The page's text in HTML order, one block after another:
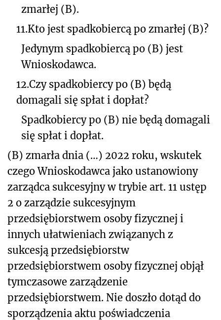
zmarłej (B).
11.Kto jest spadkobiercą po zmarłej (B)?
Jedynym spadkobiercą po (B) jest
Wnioskodawca.
12.Czy spadkobiercy po (B) będą
domagali się spłat i dopłat?
Spadkobiercy po (B) nie będą domagali
się spłat i dopłat.
(B) zmarła dnia (…) 2022 roku, wskutek
czego Wnioskodawca jako ustanowiony
zarządca sukcesyjny w trybie art. 11 ustęp
2 o zarządzie sukcesyjnym
przedsiębiorstwem osoby fizycznej i
innych ułatwieniach związanych z
sukcesją przedsiębiorstw
przedsiębiorstwem osoby fizycznej objął
tymczasowe zarządzenie
przedsiębiorstwem. Nie doszło dotąd do
sporządzenia aktu poświadczenia